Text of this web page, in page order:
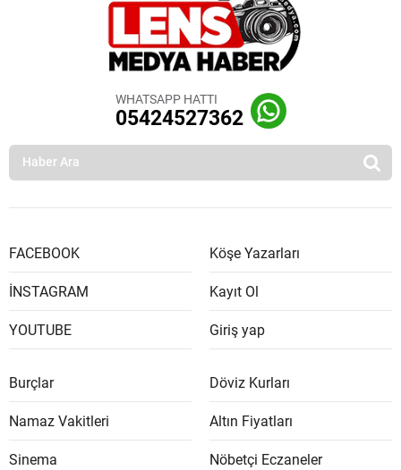
WHATSAPP HATTI
05424527362
FACEBOOK
İNSTAGRAM
YOUTUBE
Köşe Yazarları
Kayıt Ol
Giriş yap
Burçlar
Namaz Vakitleri
Sinema
Döviz Kurları
Altın Fiyatları
Nöbetçi Eczaneler